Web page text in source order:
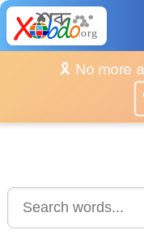
🎗️ No more